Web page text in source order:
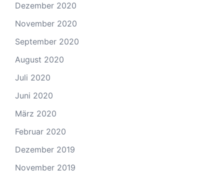
Dezember 2020
November 2020
September 2020
August 2020
Juli 2020
Juni 2020
März 2020
Februar 2020
Dezember 2019
November 2019